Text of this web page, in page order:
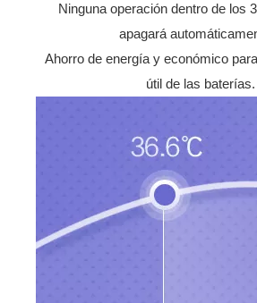
Ninguna operación dentro de los
apagará
Ahorro de energía y económico
útil de las baterías.